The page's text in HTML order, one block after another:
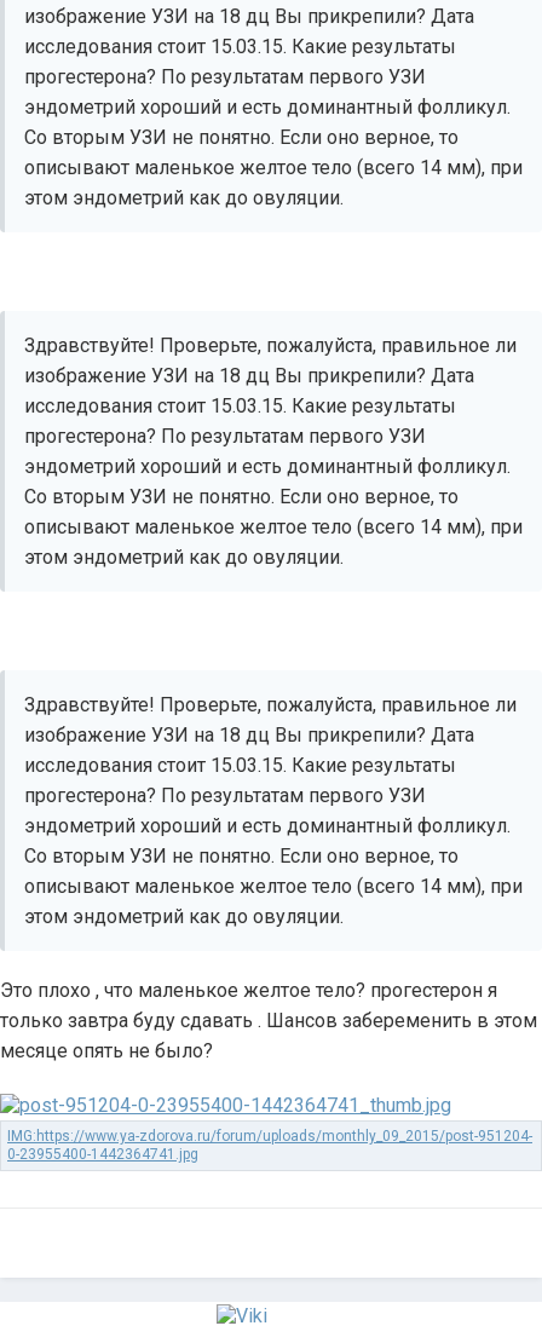
изображение УЗИ на 18 дц Вы прикрепили? Дата
исследования стоит 15.03.15. Какие результаты
прогестерона? По результатам первого УЗИ
эндометрий хороший и есть доминантный фолликул.
Со вторым УЗИ не понятно. Если оно верное, то
описывают маленькое желтое тело (всего 14 мм), при
этом эндометрий как до овуляции.
Здравствуйте! Проверьте, пожалуйста, правильное ли
изображение УЗИ на 18 дц Вы прикрепили? Дата
исследования стоит 15.03.15. Какие результаты
прогестерона? По результатам первого УЗИ
эндометрий хороший и есть доминантный фолликул.
Со вторым УЗИ не понятно. Если оно верное, то
описывают маленькое желтое тело (всего 14 мм), при
этом эндометрий как до овуляции.
Здравствуйте! Проверьте, пожалуйста, правильное ли
изображение УЗИ на 18 дц Вы прикрепили? Дата
исследования стоит 15.03.15. Какие результаты
прогестерона? По результатам первого УЗИ
эндометрий хороший и есть доминантный фолликул.
Со вторым УЗИ не понятно. Если оно верное, то
описывают маленькое желтое тело (всего 14 мм), при
этом эндометрий как до овуляции.
Это плохо , что маленькое желтое тело? прогестерон я
только завтра буду сдавать . Шансов забеременить в этом
месяце опять не было?